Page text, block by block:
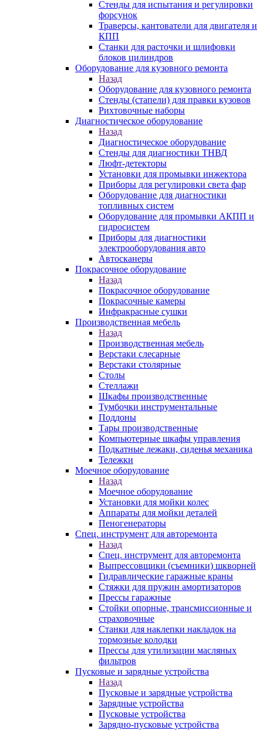
Стенды для испытания и регулировки
форсунок
Траверсы, кантователи для двигателя и
КПП
Станки для расточки и шлифовки
блоков цилиндров
Оборудование для кузовного ремонта
Назад
Оборудование для кузовного ремонта
Стенды (стапели) для правки кузовов
Рихтовочные наборы
Диагностическое оборудование
Назад
Диагностическое оборудование
Стенды для диагностики ТНВД
Люфт-детекторы
Установки для промывки инжектора
Приборы для регулировки света фар
Оборудование для диагностики
топливных систем
Оборудование для промывки АКПП и
гидросистем
Приборы для диагностики
электрооборудования авто
Автосканеры
Покрасочное оборудование
Назад
Покрасочное оборудование
Покрасочные камеры
Инфракрасные сушки
Производственная мебель
Назад
Производственная мебель
Верстаки слесарные
Верстаки столярные
Столы
Стеллажи
Шкафы производственные
Тумбочки инструментальные
Поддоны
Тары производственные
Компьютерные шкафы управления
Подкатные лежаки, сиденья механика
Тележки
Моечное оборудование
Назад
Моечное оборудование
Установки для мойки колес
Аппараты для мойки деталей
Пеногенераторы
Спец. инструмент для авторемонта
Назад
Спец. инструмент для авторемонта
Выпрессовщики (съемники) шкворней
Гидравлические гаражные краны
Стяжки для пружин амортизаторов
Прессы гаражные
Стойки опорные, трансмиссионные и
страховочные
Станки для наклепки накладок на
тормозные колодки
Прессы для утилизации масляных
фильтров
Пусковые и зарядные устройства
Назад
Пусковые и зарядные устройства
Зарядные устройства
Пусковые устройства
Зарядно-пусковые устройства